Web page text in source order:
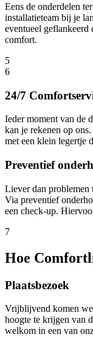
Eens de onderdelen
installatieteam bij je
eventueel geflankeerd
comfort.
5
6
24/7
Ieder moment van de
kan je rekenen op
met een klein legertje
Preventief
Liever dan problemen
Via preventief
een check-up.
7
Hoe
Plaatsbezoek
Vrijblijvend komen we
hoogte te krijgen van
welkom in een van